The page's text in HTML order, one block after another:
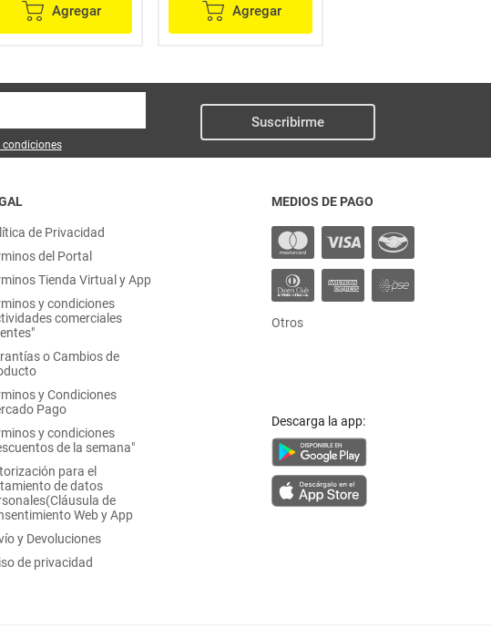
Agregar Agregar
Suscribirme
de Privacidad
del Portal
Tienda Virtual y App
y condiciones
comerciales
o Cambios de
y Condiciones
Pago
y condiciones
de la semana"
para el
de datos
de
Web y App
y Devoluciones
de privacidad
MEDIOS DE PAGO
Otros
Descarga la app: